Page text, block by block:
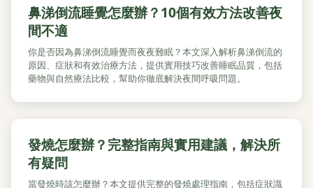
鼻涕倒流睡覺怎麼辦？10個有效方法改善夜
間不適
你是否因為鼻涕倒流睡覺而夜夜難眠？本文深入解析鼻涕倒流的
原因、症狀和有效治療方法，提供實用技巧改善睡眠品質，包括
藥物與自然療法比較，幫助你徹底解決夜間呼吸問題。
發燒怎麼辦？完整指南與實用建議，解決所
有疑問
當發燒時該怎麼辦？本文提供完整的發燒處理指南，包括症狀識